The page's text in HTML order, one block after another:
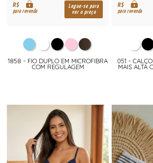
R$
para revenda
Logue-se para
ver o preço
1858 - FIO DUPLO EM MICROFIBRA
COM REGULAGEM
R$
para revenda
051 -
MAIS ALTA